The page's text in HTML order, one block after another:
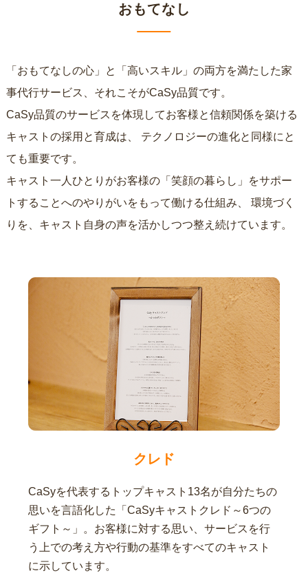
おもてなし
「おもてなしの心」と「高いスキル」の両方を満たした家
事代行サービス、それこそがCaSy品質です。
CaSy品質のサービスを体現してお客様と信頼関係を築ける
キャストの採用と育成は、
ても重要です。
キャスト一人ひとりがお客様の「笑顔の暮らし」をサポー
トすることへのやりがいをもって働ける仕組み、
りを、キャスト自身の声を活かしつつ整え続けています。
クレド
CaSyを代表するトップキャスト13名が自分たちの
思いを言語化した「CaSyキャストクレド～6つの
ギフト～」。お客様に対する思い、サービスを行
う上での考え方や行動の基準をすべてのキャスト
に示しています。